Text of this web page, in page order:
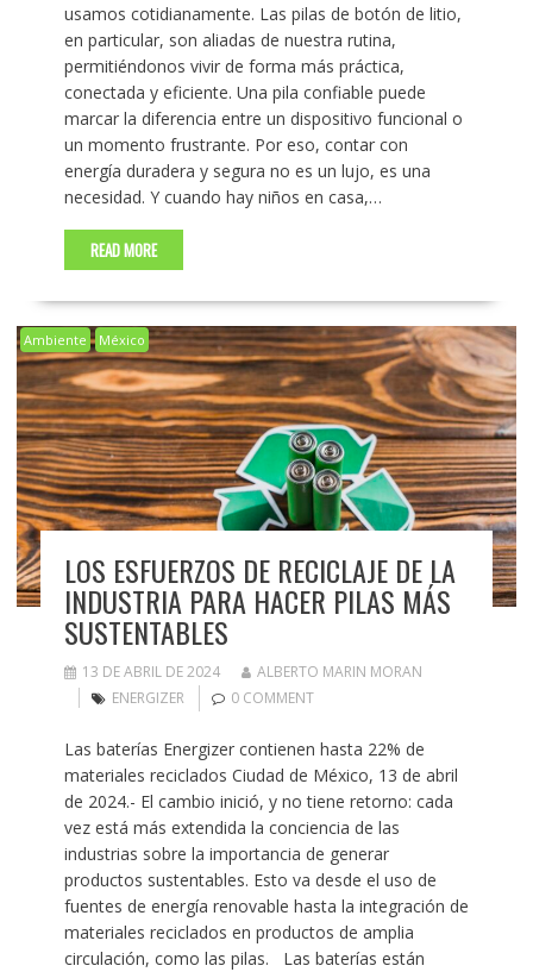
usamos cotidianamente. Las pilas de botón de litio,
en particular, son aliadas de nuestra rutina,
permitiéndonos vivir de forma más práctica,
conectada y eficiente. Una pila confiable puede
marcar la diferencia entre un dispositivo funcional o
un momento frustrante. Por eso, contar con
energía duradera y segura no es un lujo, es una
necesidad. Y cuando hay niños en casa,…
READ MORE
Ambiente México
LOS ESFUERZOS DE RECICLAJE DE LA
INDUSTRIA PARA HACER PILAS MÁS
SUSTENTABLES
13 DE ABRIL DE 2024
ALBERTO MARIN MORAN
ENERGIZER
0 COMMENT
Las baterías Energizer contienen hasta 22% de
materiales reciclados Ciudad de México, 13 de abril
de 2024.- El cambio inició, y no tiene retorno: cada
vez está más extendida la conciencia de las
industrias sobre la importancia de generar
productos sustentables. Esto va desde el uso de
fuentes de energía renovable hasta la integración de
materiales reciclados en productos de amplia
circulación, como las pilas. ​ Las baterías están